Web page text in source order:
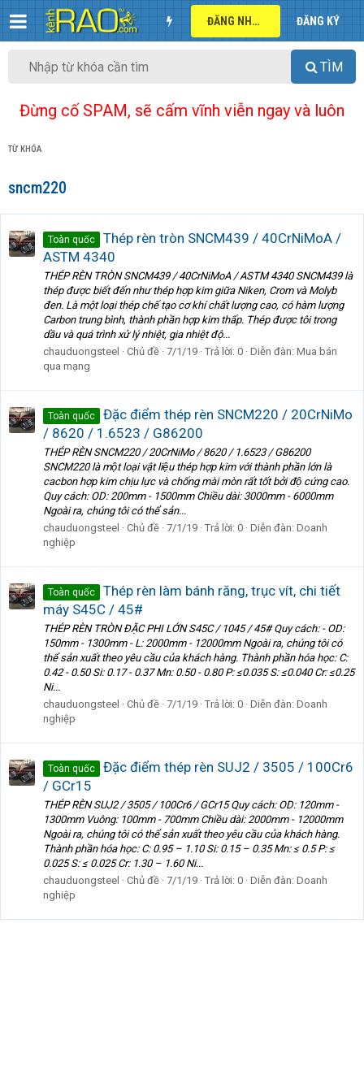
ĐĂNG NHẬP ĐĂNG KÝ
TÌM
Đừng cố SPAM, sẽ cấm vĩnh viễn ngay và luôn
TỪ KHÓA
sncm220
Toàn quốc
Thép rèn tròn SNCM439 / 40CrNiMoA /
ASTM 4340
THÉP RÈN TRÒN SNCM439 / 40CrNiMoA / ASTM 4340 SNCM439 là
thép được biết đến như thép hợp kim giữa Niken, Crom và Molyb
đen. Là một loại thép chế tạo cơ khí chất lượng cao, có hàm lượng
Carbon trung bình, thành phần hợp kim thấp. Thép được tôi trong
dầu và quá trình xử lý nhiệt, gia nhiệt độ...
chauduongsteel
Chủ đề 7/1/19 Trả lời: 0 Diễn đàn: Mua bán
qua mạng
Toàn quốc
Đặc điểm thép rèn SNCM220 / 20CrNiMo
/ 8620 / 1.6523 / G86200
THÉP RÈN SNCM220 / 20CrNiMo / 8620 / 1.6523 / G86200
SNCM220 là một loại vật liệu thép hợp kim với thành phần lớn là
cacbon hợp kim chịu lực và chống mài mòn rất tốt bởi độ cứng cao.
Quy cách: OD: 200mm - 1500mm Chiều dài: 3000mm - 6000mm
Ngoài ra, chúng tôi có thể sản...
chauduongsteel
Chủ đề 7/1/19 Trả lời: 0 Diễn đàn: Doanh
nghiệp
Toàn quốc
Thép rèn làm bánh răng, trục vít, chi tiết
máy S45C / 45#
THÉP RÈN TRÒN ĐẶC PHI LỚN S45C / 1045 / 45# Quy cách: - OD:
150mm - 1300mm - L: 2000mm - 12000mm Ngoài ra, chúng tôi có
thể sản xuất theo yêu cầu của khách hàng. Thành phần hóa học: C:
0.42 - 0.50 Si: 0.17 - 0.37 Mn: 0.50 - 0.80 P: ≤0.035 S: ≤0.040 Cr: ≤0.25
Ni...
chauduongsteel
Chủ đề 7/1/19 Trả lời: 0 Diễn đàn: Doanh
nghiệp
Toàn quốc
Đặc điểm thép rèn SUJ2 / 3505 / 100Cr6
/ GCr15
THÉP RÈN SUJ2 / 3505 / 100Cr6 / GCr15 Quy cách: OD: 120mm -
1300mm Vuông: 100mm - 700mm Chiều dài: 2000mm - 12000mm
Ngoài ra, chúng tôi có thể sản xuất theo yêu cầu của khách hàng.
Thành phần hóa học: C: 0.95 – 1.10 Si: 0.15 – 0.35 Mn: ≤ 0.5 P: ≤
0.025 S: ≤ 0.025 Cr: 1.30 – 1.60 Ni...
chauduongsteel
Chủ đề 7/1/19 Trả lời: 0 Diễn đàn: Doanh
nghiệp